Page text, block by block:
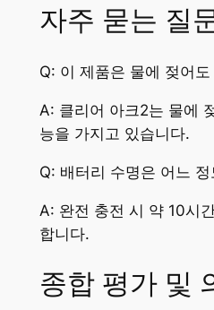
자주 묻는 질
Q: 이 제품은 물에 젖어
A: 클리어 아크2는 물에
능을 가지고 있습니다.
Q: 배터리 수명은 어느 정
A: 완전 충전 시 약 10시
합니다.
종합 평가 및